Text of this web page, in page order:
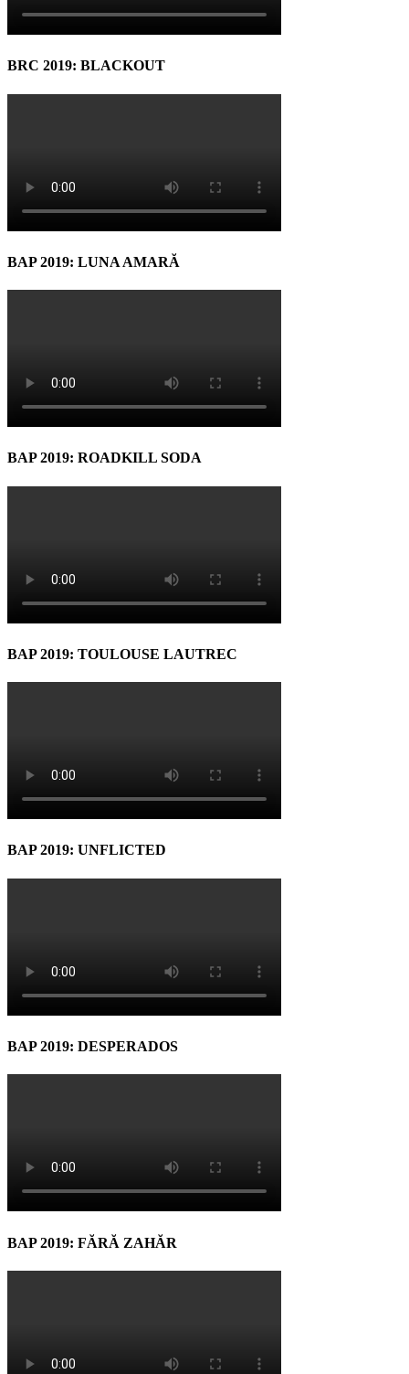
BRC 2019: BLACKOUT
BAP 2019: LUNA AMARĂ
BAP 2019: ROADKILL SODA
BAP 2019: TOULOUSE LAUTREC
BAP 2019: UNFLICTED
BAP 2019: DESPERADOS
BAP 2019: FĂRĂ ZAHĂR